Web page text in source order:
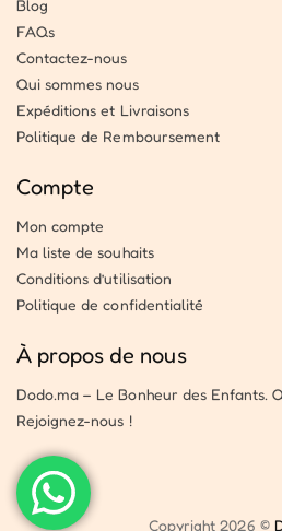
Blog
FAQs
Contactez-nous
Qui sommes nous
Expéditions et Livraisons
Politique de Remboursement
Compte
Mon compte
Ma liste de souhaits
Conditions d’utilisation
Politique de confidentialité
À propos de nous
Dodo.ma – Le Bonheur des Enfants.
Rejoignez-nous !
Copyright 2026 ©